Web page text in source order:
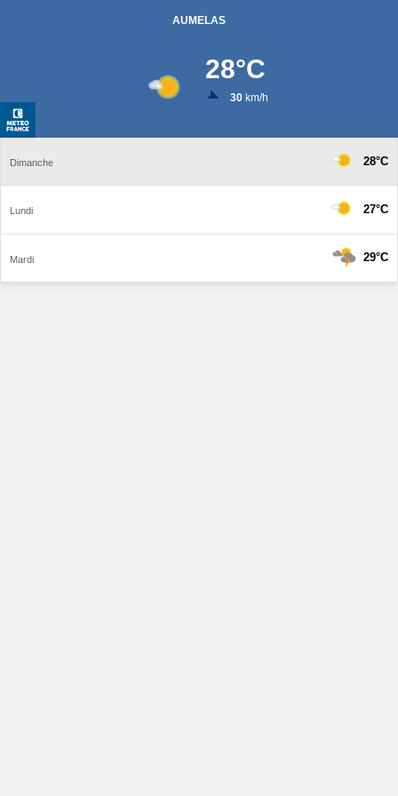
AUMELAS
28°C
30km/h
Dimanche 28°C
Lundi 27°C
Mardi 29°C